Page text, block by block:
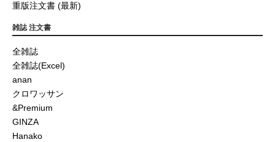
重版注文書 (最新)
雑誌 注文書
全雑誌
全雑誌(Excel)
anan
クロワッサン
&Premium
GINZA
Hanako